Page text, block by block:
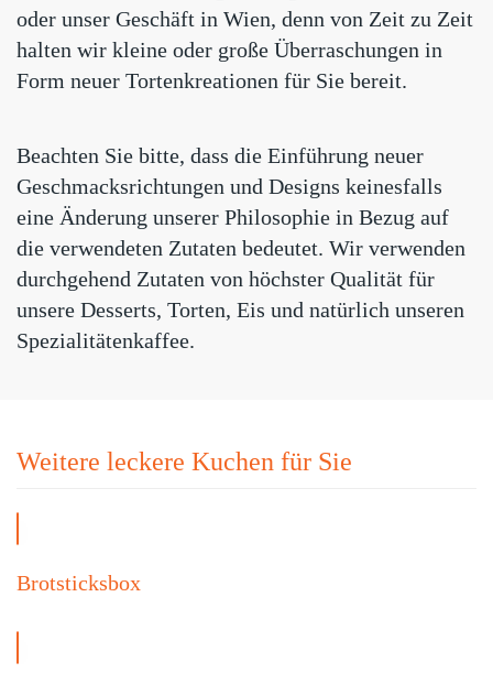
oder unser Geschäft in Wien, denn von Zeit zu Zeit
halten wir kleine oder große Überraschungen in
Form neuer Tortenkreationen für Sie bereit.
Beachten Sie bitte, dass die Einführung neuer
Geschmacksrichtungen und Designs keinesfalls
eine Änderung unserer Philosophie in Bezug auf
die verwendeten Zutaten bedeutet. Wir verwenden
durchgehend Zutaten von höchster Qualität für
unsere Desserts, Torten, Eis und natürlich unseren
Spezialitätenkaffee.
Weitere leckere Kuchen für Sie
Brotsticksbox